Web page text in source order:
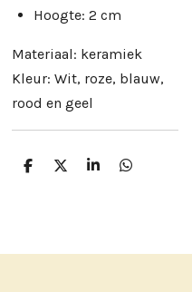
Hoogte: 2 cm
Materiaal: keramiek
Kleur: Wit, roze, blauw,
rood en geel
D
D
S
D